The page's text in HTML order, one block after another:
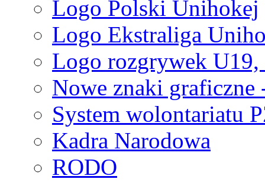
Logo Polski Unihokej
Logo Ekstraliga
Logo rozgrywek
Nowe znaki graficzne
System wolontariatu
Kadra Narodowa
RODO